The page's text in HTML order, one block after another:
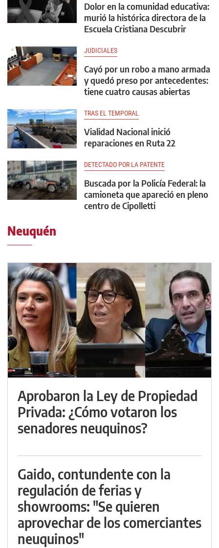
Dolor en la comunidad educativa:
murió la histórica directora de la
Escuela Cristiana Descubrir
JUDICIALES
Cayó por un robo a mano armada
y quedó preso por antecedentes:
tiene cuatro causas abiertas
TRAS EL TEMPORAL
Vialidad Nacional inició
reparaciones en Ruta 22
DETECTADO POR LA PATENTE
Buscada por la Policía Federal: la
camioneta que apareció en pleno
centro de Cipolletti
Neuquén
Aprobaron la Ley de Propiedad
Privada: ¿Cómo votaron los
senadores neuquinos?
Gaido, contundente con la
regulación de ferias y
showrooms: "Se quieren
aprovechar de los comerciantes
neuquinos"